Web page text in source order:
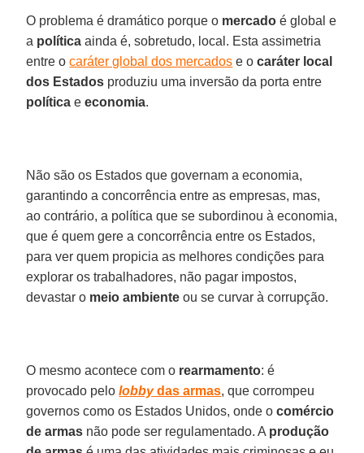
O problema é dramático porque o mercado é global e
a política ainda é, sobretudo, local. Esta assimetria
entre ocaráter global dos mercados e ocaráter local
dos Estados produziu uma inversão da porta entre
política eeconomia.
Não são os Estados que governam a economia,
garantindo a concorrência entre as empresas, mas,
ao contrário, a política que se subordinou à economia,
que é quem gere a concorrência entre os Estados,
para ver quem propicia as melhores condições para
explorar os trabalhadores, não pagar impostos,
devastar o meio ambiente ou se curvar à corrupção.
O mesmo acontece com o rearmamento: é
provocado pelolobbydas armas, que corrompeu
governos como os Estados Unidos, onde ocomércio
de armas não pode ser regulamentado. A produção